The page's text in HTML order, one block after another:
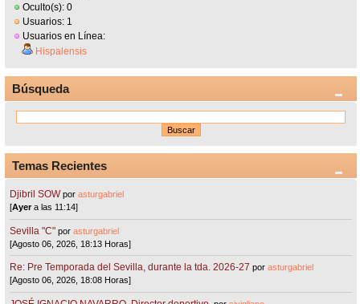
Oculto(s): 0
Usuarios: 1
Usuarios en Línea:
Hispalensis
Búsqueda
Temas Recientes
Djibril SOW porasturgabriel
[Ayera las 11:14]
Sevilla "C"porasturgabriel
[Agosto 06, 2026, 18:13 Horas]
Re: Pre Temporada del Sevilla, durante la tda. 2026-27 porasturgabriel
[Agosto 06, 2026, 18:08 Horas]